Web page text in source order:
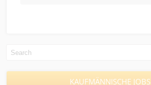
KAUFMÄNNISCHE JOBS